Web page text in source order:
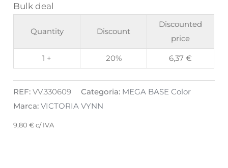
Bulk deal
Quantity Discount
Discounted
price
1 + 20% 6,37€
REF:VV.330609 Categoria: MEGA BASE Color
Marca:VICTORIA VYNN
9,80€ c/ IVA